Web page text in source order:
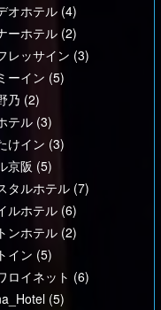
オホテル (4)
ーホテル (2)
レッサイン (3)
ーイン (5)
乃 (2)
テル (3)
けイン (3)
京阪 (5)
タルホテル (7)
ルホテル (6)
ンホテル (2)
イン (5)
ロイネット (6)
(5)